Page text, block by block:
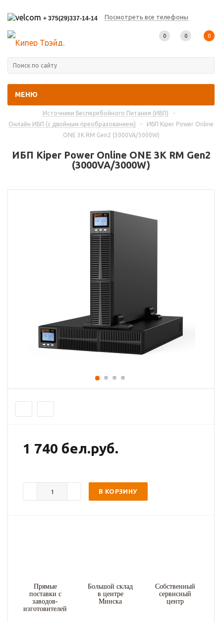
+ 375(29)337-14-14 Посмотреть все телефоны
МЕНЮ
0 0 0
Источники Бесперебойного Питания (ИБП)
-
Онлайн ИБП (с двойным преобразованием)
-
ИБП Kiper Power Online
ONE 3K RM Gen2 (3000VA/3000W)
ИБП Kiper Power Online ONE 3K RM Gen2
(3000VA/3000W)
1 740 бел.руб.
В КОРЗИНУ
Прямые
поставки с
заводов-
изготовителей
Большой склад
в центре
Минска
Собственный
сервисный
центр